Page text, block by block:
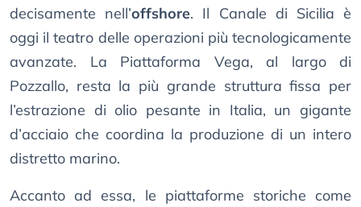
decisamente nell’offshore. Il Canale di Sicilia è
oggi il teatro delle operazioni più tecnologicamente
avanzate. La Piattaforma Vega, al largo di
Pozzallo, resta la più grande struttura fissa per
l’estrazione di olio pesante in Italia, un gigante
d’acciaio che coordina la produzione di un intero
distretto marino.
Accanto ad essa, le piattaforme storiche come